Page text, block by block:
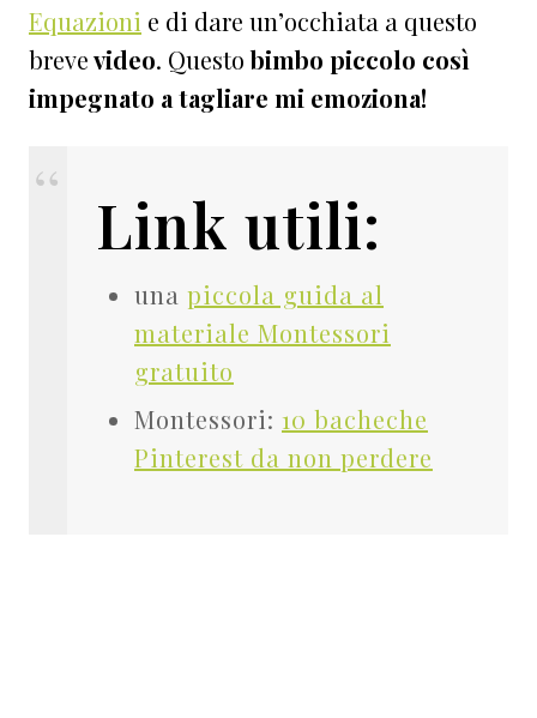
Equazioni e di dare un’occhiata a questo
brevevideo. Questobimbo piccolo così
impegnato a tagliare mi emoziona!
Link utili:
una piccola guida al
materiale Montessori
gratuito
Montessori: 10 bacheche
Pinterest da non perdere